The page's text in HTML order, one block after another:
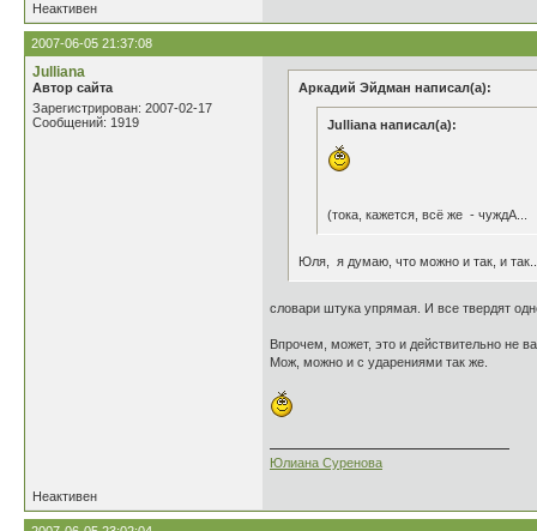
Неактивен
2007-06-05 21:37:08
Julliana
Автор сайта
Зарегистрирован: 2007-02-17
Сообщений: 1919
Аркадий Эйдман написал(а):
Julliana написал(а):
(тока, кажется, всё же - чуждА...
Юля, я думаю, что можно и так, и
словари штука упрямая. И все твердят
Впрочем, может, это и действительно не
Мож, можно и с ударениями так же.
Юлиана Суренова
Неактивен